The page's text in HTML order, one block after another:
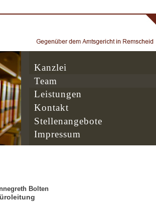
Kanzlei
Team
Leistungen
Kontakt
Stellenangebote
Impressum
Bolten